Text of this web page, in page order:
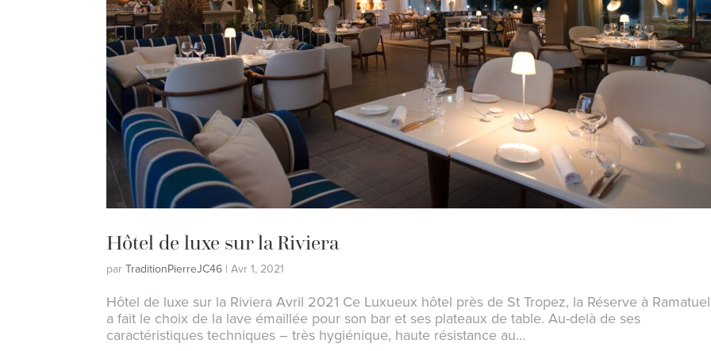
Hôtel de luxe sur la Riviera
parTraditionPierreJC46 |Avr 1, 2021
Hôtel de luxe sur la Riviera Avril 2021 Ce Luxueux hôtel près de St Tropez, la Réserve à
a fait le choix de la lave émaillée pour son bar et ses plateaux de table. Au-delà de ses
caractéristiques techniques – très hygiénique, haute résistance au...